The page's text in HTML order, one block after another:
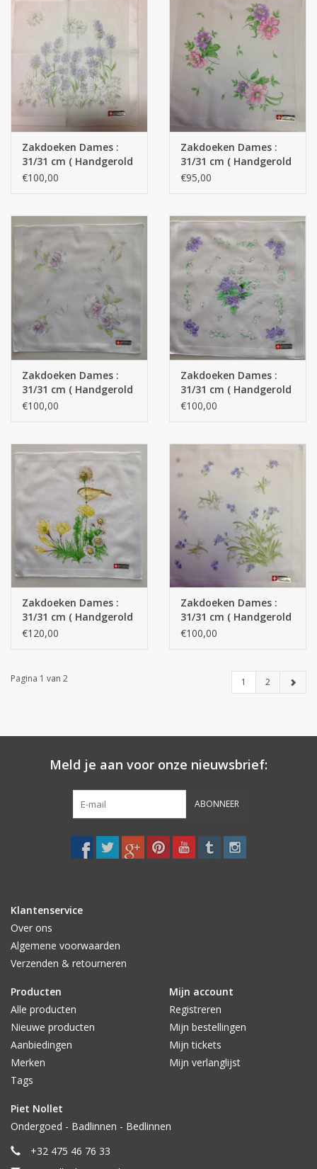
Zakdoeken Dames :
31/31 cm ( Handgerold
)€100,00
Zakdoeken Dames :
31/31 cm ( Handgerold
)€95,00
Zakdoeken Dames :
31/31 cm ( Handgerold
)€100,00
Zakdoeken Dames :
31/31 cm ( Handgerold
)€100,00
Zakdoeken Dames :
31/31 cm ( Handgerold
)€120,00
Zakdoeken Dames :
31/31 cm ( Handgerold
)€100,00
Pagina 1 van 2 1 2
Meld je aan voor onze nieuwsbrief:
ABONNEER
Klantenservice
Over ons
Algemene voorwaarden
Verzenden & retourneren
Producten
Alle producten
Nieuwe producten
Aanbiedingen
Merken
Tags
Mijn account
Registreren
Mijn bestellingen
Mijn tickets
Mijn verlanglijst
Piet Nollet
Ondergoed - Badlinnen - Bedlinnen
+32 475 46 76 33